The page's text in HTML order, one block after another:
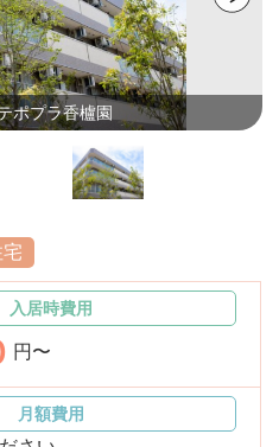
お役立ち情報
施設関係者の方へ
ポプラ香櫨園
入居時費用
円〜
月額費用